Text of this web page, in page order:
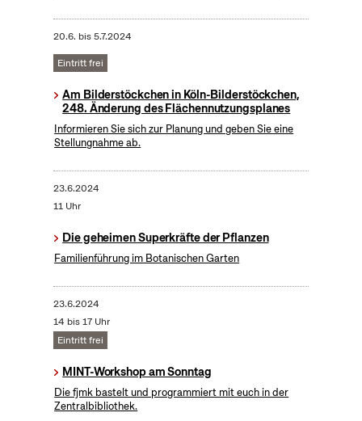
20.6. bis5.7.2024
Eintritt frei
Am Bilderstöckchen in Köln-Bilderstöckchen,
248. Änderung des Flächennutzungsplanes
Informieren Sie sich zur Planung und geben Sie eine
Stellungnahme ab.
23.6.2024
11 Uhr
Die geheimen Superkräfte der Pflanzen
Familienführung im Botanischen Garten
23.6.2024
14 bis 17 Uhr
Eintritt frei
MINT-Workshop am Sonntag
Die fjmk bastelt und programmiert mit euch in der
Zentralbibliothek.